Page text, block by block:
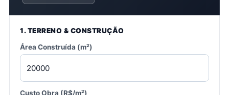
1. TERRENO & CONSTRUÇÃO
Área Construída (m²)
Custo Obra (R$/m²)